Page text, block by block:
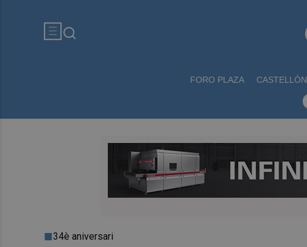
FORO PLAZA CASTELLÓN
34è aniversari